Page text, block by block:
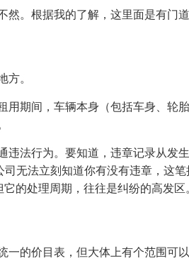
。根据我的了解，这里面是有门道
。
用期间，车辆本身（包括车身、轮
违法行为。要知道，违章记录从发
无法立刻知道你有没有违章，这笔
的处理周期，往往是纠纷的高发区。
一的价目表，但大体上有个范围可